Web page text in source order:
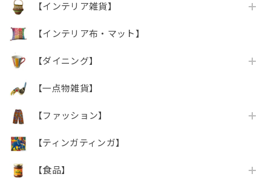
【インテリア雑貨】
【インテリア布・マット】
【ダイニング】
【一点物雑貨】
【ファッション】
【ティンガティンガ】
【食品】